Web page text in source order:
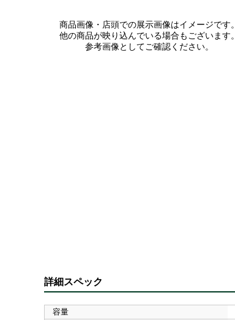
商品画像・店頭での展示画像はイメージです。
他の商品が映り込んでいる場合もございます。
参考画像としてご確認ください。
詳細スペック
容量